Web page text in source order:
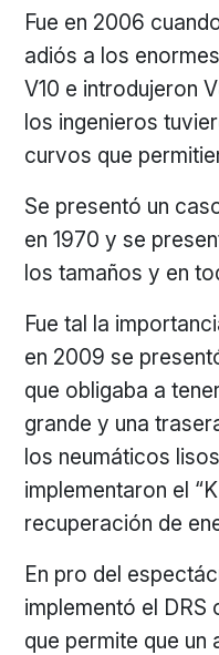
Fue en 2006
adiós a los
V10 e introdujeron
los ingenieros
curvos que
Se presentó un
en 1970 y se
los tamaños y en
Fue tal la
en 2009 se
que obligaba a
grande y una
los neumáticos
implementaron el
recuperación de
En pro del
implementó el
que permite que